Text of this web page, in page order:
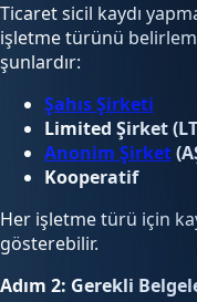
Ticaret sicil kaydı
işletme türünü
şunlardır:
Şahıs Şirketi
Limited Şirket
Anonim Şirket
Kooperatif
Her işletme türü için
gösterebilir.
Adım 2: Gerekli